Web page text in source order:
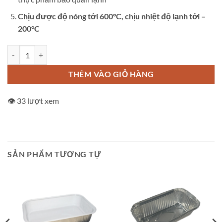
Chịu được độ nóng tới 600°C, chịu nhiệt độ lạnh tới –
200°C
THÊM VÀO GIỎ HÀNG
👁️ 33 lượt xem
SẢN PHẨM TƯƠNG TỰ